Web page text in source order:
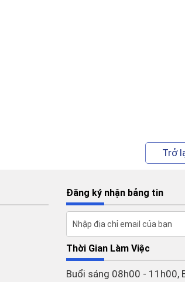
Trở
Đăng ký nhận bảng tin
Thời Gian Làm Việc
Buổi sáng 08h00 - 11h00,